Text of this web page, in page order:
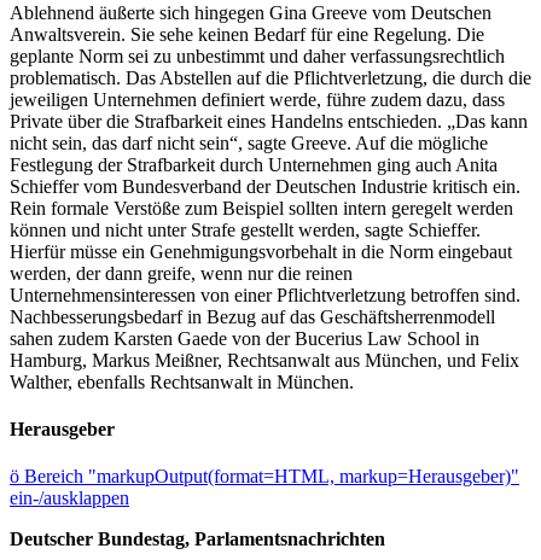
Ablehnend äußerte sich hingegen Gina Greeve vom Deutschen
Anwaltsverein. Sie sehe keinen Bedarf für eine Regelung. Die
geplante Norm sei zu unbestimmt und daher verfassungsrechtlich
problematisch. Das Abstellen auf die Pflichtverletzung, die durch die
jeweiligen Unternehmen definiert werde, führe zudem dazu, dass
Private über die Strafbarkeit eines Handelns entschieden. „Das kann
nicht sein, das darf nicht sein“, sagte Greeve. Auf die mögliche
Festlegung der Strafbarkeit durch Unternehmen ging auch Anita
Schieffer vom Bundesverband der Deutschen Industrie kritisch ein.
Rein formale Verstöße zum Beispiel sollten intern geregelt werden
können und nicht unter Strafe gestellt werden, sagte Schieffer.
Hierfür müsse ein Genehmigungsvorbehalt in die Norm eingebaut
werden, der dann greife, wenn nur die reinen
Unternehmensinteressen von einer Pflichtverletzung betroffen sind.
Nachbesserungsbedarf in Bezug auf das Geschäftsherrenmodell
sahen zudem Karsten Gaede von der Bucerius Law School in
Hamburg, Markus Meißner, Rechtsanwalt aus München, und Felix
Walther, ebenfalls Rechtsanwalt in München.
Herausgeber
ö Bereich "markupOutput(format=HTML, markup=Herausgeber)"
ein-/ausklappen
Deutscher Bundestag, Parlamentsnachrichten